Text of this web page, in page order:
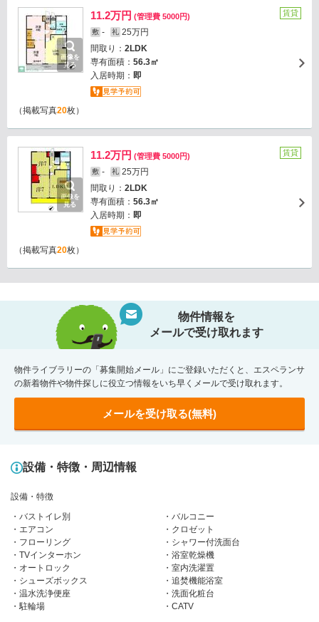
画像を
見る
11.2万円 (管理費 5000円)
敷 - 礼 25万円
間取り： 2LDK
専有面積： 56.3㎡
入居時期： 即
賃貸
（掲載写真20枚）
画像を
見る
11.2万円 (管理費 5000円)
敷 - 礼 25万円
間取り： 2LDK
専有面積： 56.3㎡
入居時期： 即
賃貸
（掲載写真20枚）
物件情報を
メールで受け取れます
物件ライブラリーの「募集開始メール」にご登録いただくと、エスペランサ
の新着物件や物件探しに役立つ情報をいち早くメールで受け取れます。
メールを受け取る(無料)
設備・特徴・周辺情報
設備・特徴
バストイレ別
バルコニー
エアコン
クロゼット
フローリング
シャワー付洗面台
TVインターホン
浴室乾燥機
オートロック
室内洗濯置
シューズボックス
追焚機能浴室
温水洗浄便座
洗面化粧台
駐輪場
CATV